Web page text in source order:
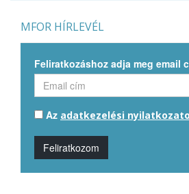
MFOR HÍRLEVÉL
Feliratkozáshoz adja meg email
Az adatkezelési
Feliratkozom